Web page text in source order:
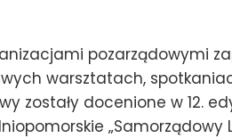
pozarządowymi
warsztatach,
zostały docenione w 12.
„Samorządowy